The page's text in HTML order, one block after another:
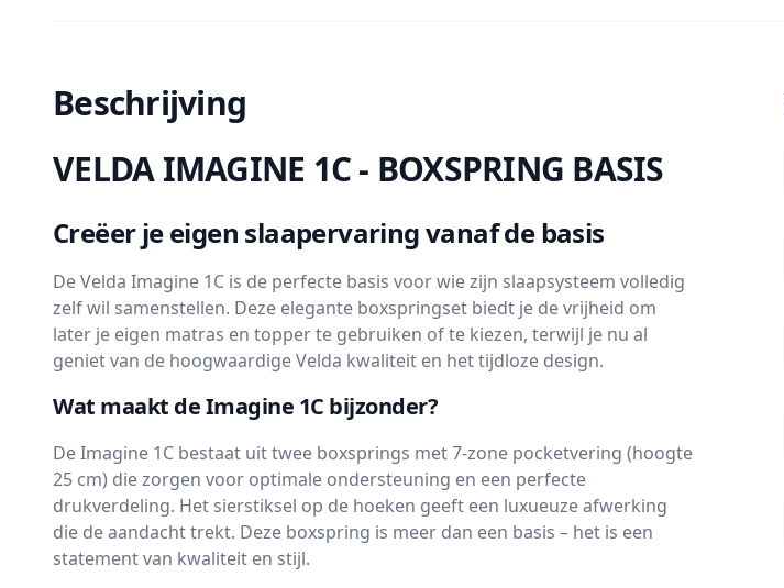
Beschrijving
VELDA IMAGINE 1C - BOXSPRING BASIS
Creëer je eigen slaapervaring vanaf de basis
De Velda Imagine 1C is de perfecte basis voor wie zijn slaapsysteem volledig
zelf wil samenstellen. Deze elegante boxspringset biedt je de vrijheid om
later je eigen matras en topper te gebruiken of te kiezen, terwijl je nu al
geniet van de hoogwaardige Velda kwaliteit en het tijdloze design.
Wat maakt de Imagine 1C bijzonder?
De Imagine 1C bestaat uit twee boxsprings met 7-zone pocketvering (hoogte
25 cm) die zorgen voor optimale ondersteuning en een perfecte
drukverdeling. Het sierstiksel op de hoeken geeft een luxueuze afwerking
die de aandacht trekt. Deze boxspring is meer dan een basis – het is een
statement van kwaliteit en stijl.